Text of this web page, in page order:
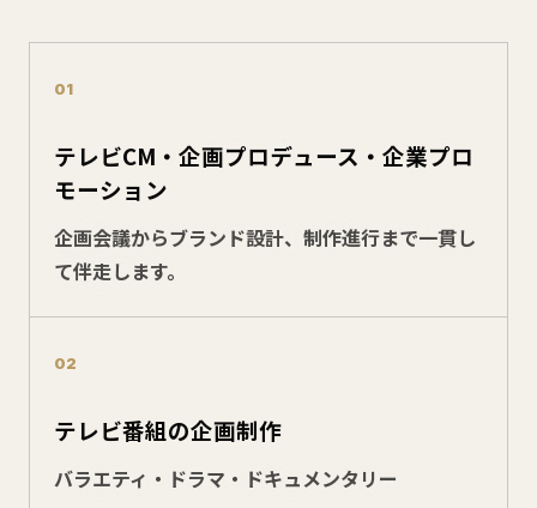
01
テレビCM・企画プロデュース・企業プロ
モーション
企画会議からブランド設計、制作進行まで一貫し
て伴走します。
02
テレビ番組の企画制作
バラエティ・ドラマ・ドキュメンタリー